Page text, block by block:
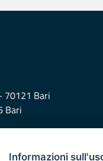
70121 Bari
Bari
Informazioni